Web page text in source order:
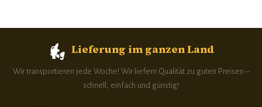
Lieferung im ganzen Land
Wir transportieren jede Woche! Wir liefern Qualität zu guten Preisen –
schnell, einfach und günstig!